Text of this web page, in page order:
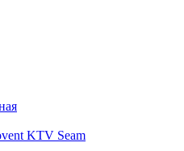
KTV Seam